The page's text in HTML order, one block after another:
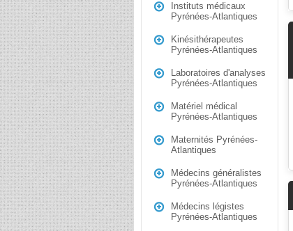
Instituts médicaux
Pyrénées-Atlantiques
Kinésithérapeutes
Pyrénées-Atlantiques
Laboratoires d'analyses
Pyrénées-Atlantiques
Matériel médical
Pyrénées-Atlantiques
Maternités Pyrénées-
Atlantiques
Médecins généralistes
Pyrénées-Atlantiques
Médecins légistes
Pyrénées-Atlantiques